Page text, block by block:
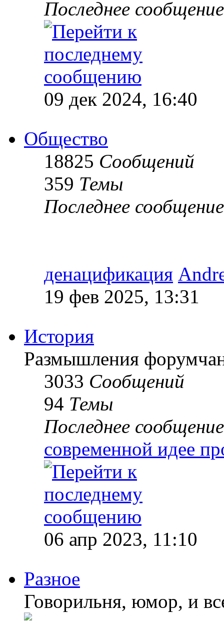
Последнее сообщение
09 дек 2024, 16:40
Общество
18825 Сообщений
359 Темы
Последнее сообщение
денацификация
19 фев 2025, 13:31
История
Размышления
3033 Сообщений
94 Темы
Последнее сообщение
современной идее
06 апр 2023, 11:10
Разное
Говорильня, юмор, и